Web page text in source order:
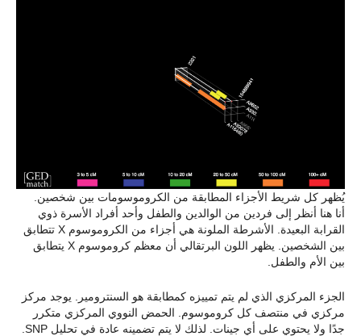
يُظهر كل شريط الأجزاء المطابقة من الكروموسومات بين شخصين.
أنا هنا أنظر إلى فردين من الوالدين والطفل وأحد أفراد الأسرة ذوي
القرابة البعيدة. الأشرطة الملونة هي أجزاء من الكروموسوم X تتطابق
بين الشخصين. يظهر اللون البرتقالي أن معظم كروموسوم X يتطابق
بين الأم والطفل.
الجزء المركزي الذي لم يتم تمييزه كمطابقة هو السنترومير. يوجد مركز
مركزي في منتصف كل كروموسوم. الحمض النووي المركزي متكرر
جدًا ولا يحتوي على أي جينات. لذلك لا يتم تضمينه عادة في تحليل SNP.